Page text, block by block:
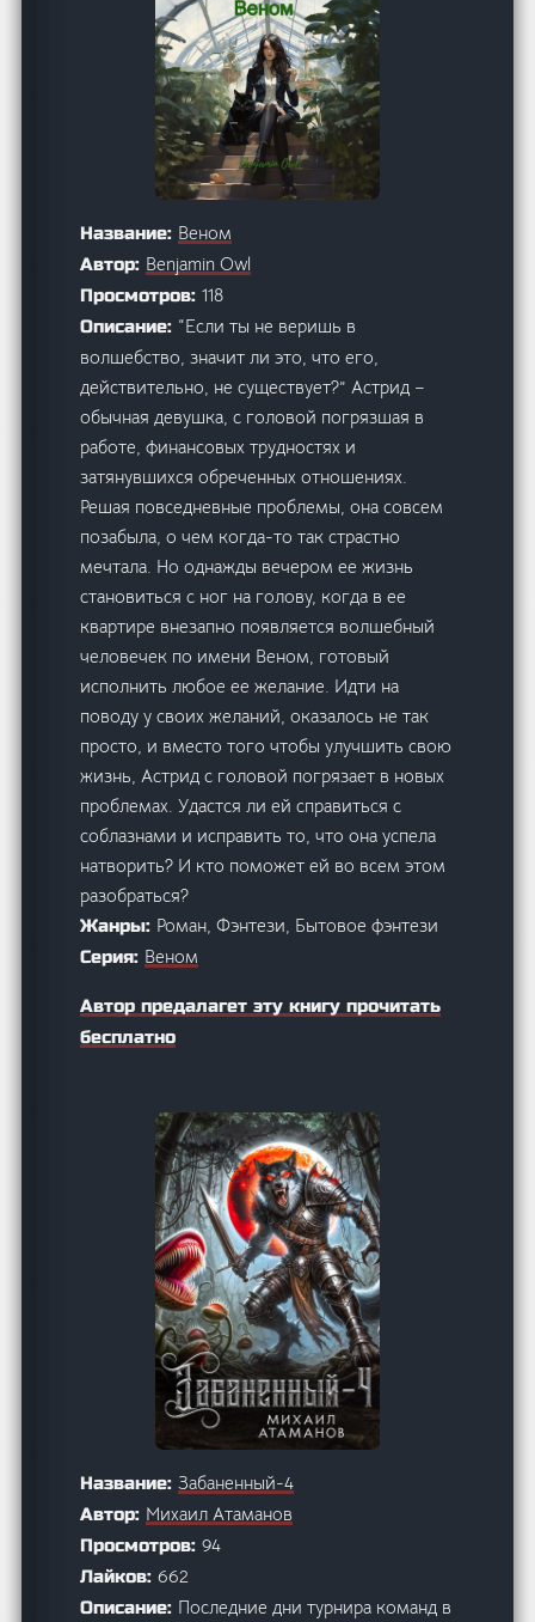
Название: Веном
Автор: Benjamin Owl
Просмотров:118
Описание: “Если ты не веришь в
волшебство, значит ли это, что его,
действительно, не существует?” Астрид –
обычная девушка, с головой погрязшая в
работе, финансовых трудностях и
затянувшихся обреченных отношениях.
Решая повседневные проблемы, она совсем
позабыла, о чем когда-то так страстно
мечтала. Но однажды вечером ее жизнь
становиться с ног на голову, когда в ее
квартире внезапно появляется волшебный
человечек по имени Веном, готовый
исполнить любое ее желание. Идти на
поводу у своих желаний, оказалось не так
просто, и вместо того чтобы улучшить свою
жизнь, Астрид с головой погрязает в новых
проблемах. Удастся ли ей справиться с
соблазнами и исправить то, что она успела
натворить? И кто поможет ей во всем этом
разобраться?
Жанры: Роман, Фэнтези, Бытовое фэнтези
Серия: Веном
Автор предалагет эту книгу прочитать
бесплатно
Название:Забаненный-4
Автор: Михаил Атаманов
Просмотров:94
Лайков:662
Описание: Последние дни турнира команд в